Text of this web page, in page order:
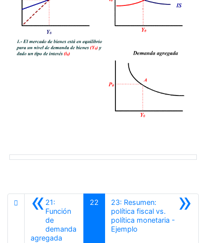
«21:
Función
de
demanda
agregada
22 »
23: Resumen:
política fiscal vs.
política monetaria -
Ejemplo